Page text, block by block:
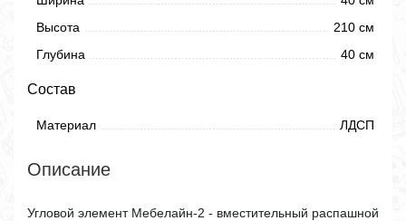
Высота
210 см
Глубина
40 см
Состав
Материал ЛДСП
Описание
Угловой элемент Мебелайн-2 - вместительный распашной